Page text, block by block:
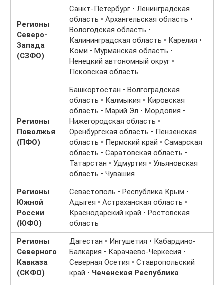
Регионы
Северо-
Запада
(СЗФО)
Санкт-Петербург • Ленинградская
область • Архангельская область •
Вологодская область •
Калининградская область • Карелия •
Коми • Мурманская область •
Ненецкий автономный округ •
Псковская область
Регионы
Поволжья
(ПФО)
Башкортостан • Волгоградская
область • Калмыкия • Кировская
область • Марий Эл • Мордовия •
Нижегородская область •
Оренбургская область • Пензенская
область • Пермский край • Самарская
область • Саратовская область •
Татарстан • Удмуртия • Ульяновская
область • Чувашия
Регионы
Южной
России
(ЮФО)
Севастополь • Республика Крым •
Адыгея • Астраханская область •
Краснодарский край • Ростовская
область
Регионы
Северного
Кавказа
(СКФО)
Дагестан • Ингушетия • Кабардино-
Балкария • Карачаево-Черкесия •
Северная Осетия • Ставропольский
край • Чеченская Республика